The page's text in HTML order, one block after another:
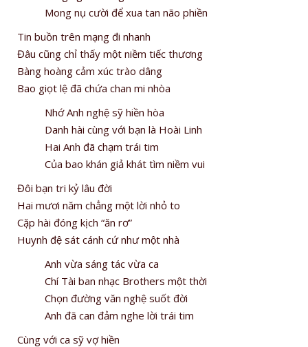
Mong nụ cười để xua tan não phiền
Tin buồn trên mạng đi nhanh
Đâu cũng chỉ thấy một niềm tiếc thương
Bàng hoàng cảm xúc trào dâng
Bao giọt lệ đã chứa chan mi nhòa
Nhớ Anh nghệ sỹ hiền hòa
Danh hài cùng với bạn là Hoài Linh
Hai Anh đã chạm trái tim
Của bao khán giả khát tìm niềm vui
Đôi bạn tri kỷ lâu đời
Hai mươi năm chẳng một lời nhỏ to
Cặp hài đóng kịch “ăn rơ”
Huynh đệ sát cánh cứ như một nhà
Anh vừa sáng tác vừa ca
Chí Tài ban nhạc Brothers một thời
Chọn đường văn nghệ suốt đời
Anh đã can đảm nghe lời trái tim
Cùng với ca sỹ vợ hiền